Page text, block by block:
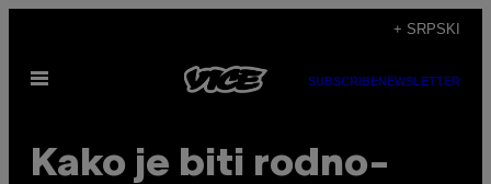
садржај
+ SRPSKI
Otvori
SUBSCRIBENEWSLETTER
Kako je biti rodno-